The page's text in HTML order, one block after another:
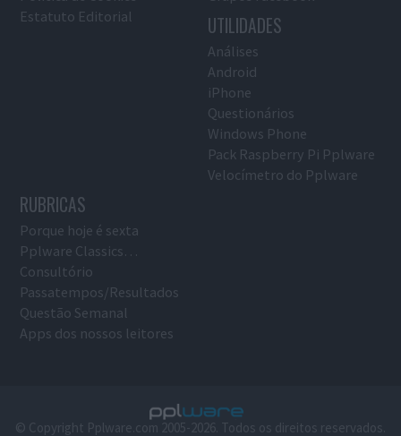
Estatuto Editorial
UTILIDADES
Análises
Android
iPhone
Questionários
Windows Phone
Pack Raspberry Pi Pplware
Velocímetro do Pplware
RUBRICAS
Porque hoje é sexta
Pplware Classics…
Consultório
Passatempos/Resultados
Questão Semanal
Apps dos nossos leitores
© Copyright Pplware.com 2005-2026. Todos os direitos reservados.